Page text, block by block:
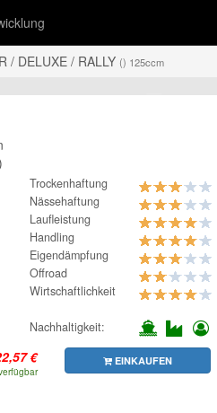
/ DELUXE / RALLY () 125ccm
Trockenhaftung
Nässehaftung
Laufleistung
Handling
Eigendämpfung
Offroad
Wirtschaftlichkeit
Nachhaltigkeit:
EINKAUFEN